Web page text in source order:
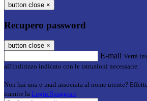
button close ×
Recupero password
button close ×
E-mail Verrà
all'indirizzo indicato con le istruzioni necessarie.
Non hai una e-mail associata al nome utente?
tramite la Login Spaggiari